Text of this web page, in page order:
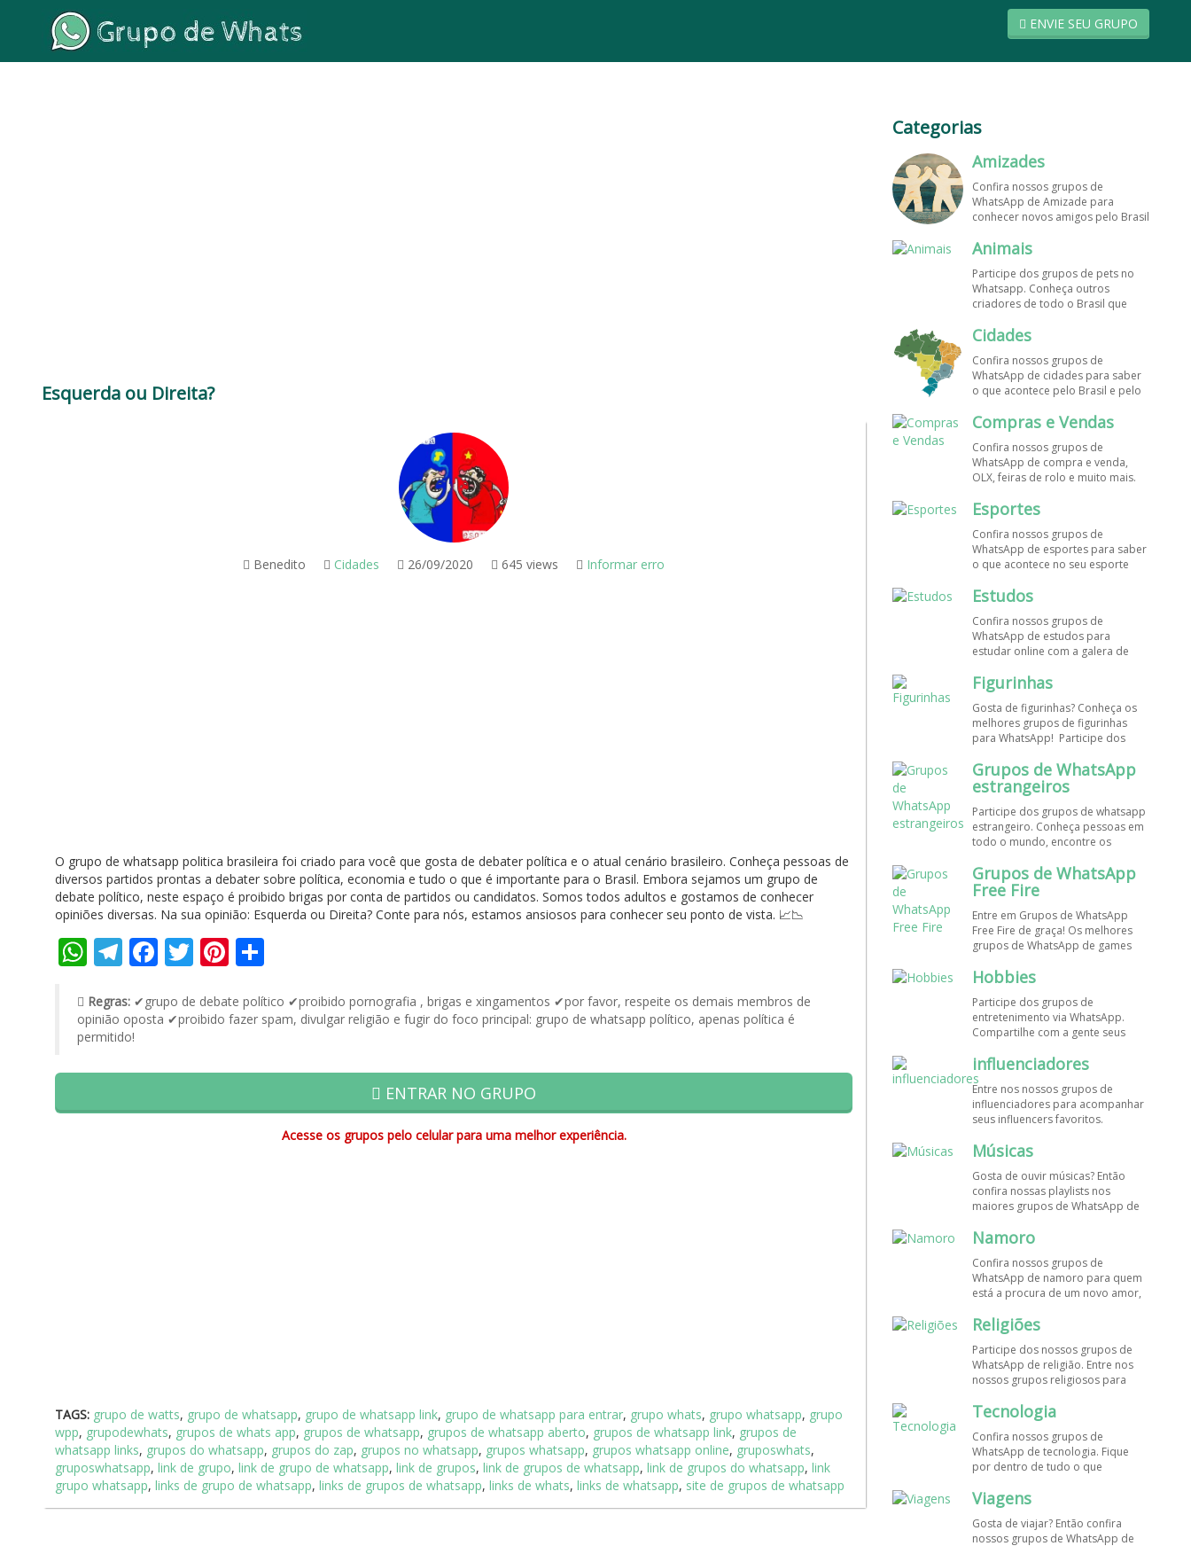
ENVIE SEU GRUPO
Esquerda ou Direita?
Benedito Cidades 26/09/2020 645 views Informar erro
O grupo de whatsapp politica brasileira foi criado para você que gosta de debater política e o atual cenário brasileiro. Conheça pessoas de
diversos partidos prontas a debater sobre política, economia e tudo o que é importante para o Brasil. Embora sejamos um grupo de
debate político, neste espaço é proibido brigas por conta de partidos ou candidatos. Somos todos adultos e gostamos de conhecer
opiniões diversas. Na sua opinião: Esquerda ou Direita? Conte para nós, estamos ansiosos para conhecer seu ponto de vista. 📈📉
WhatsApp
Telegram
Facebook
TwitterPinterest
Regras: ✔grupo de debate político ✔proibido pornografia , brigas e xingamentos ✔por favor, respeite os demais membros de
opinião oposta ✔proibido fazer spam, divulgar religião e fugir do foco principal: grupo de whatsapp político, apenas política é
permitido!
ENTRAR NO GRUPO
Acesse os grupos pelo celular para uma melhor experiência.
TAGS: grupo de watts, grupo de whatsapp, grupo de whatsapp link, grupo de whatsapp para entrar, grupo whats, grupo whatsapp, grupo
wpp, grupodewhats, grupos de whats app, grupos de whatsapp, grupos de whatsapp aberto, grupos de whatsapp link, grupos de
whatsapp links, grupos do whatsapp, grupos do zap, grupos no whatsapp, grupos whatsapp, grupos whatsapp online, gruposwhats,
gruposwhatsapp, link de grupo, link de grupo de whatsapp, link de grupos, link de grupos de whatsapp, link de grupos do whatsapp, link
grupo whatsapp, links de grupo de whatsapp, links de grupos de whatsapp, links de whats, links de whatsapp, site de grupos de whatsapp
Categorias
Amizades
Confira nossos grupos de
WhatsApp de Amizade para
conhecer novos amigos pelo Brasil
melhores grupos de WhatsApp é
Animais
Participe dos grupos de pets no
Whatsapp. Conheça outros
criadores de todo o Brasil que
trocar dicas sobre como cuidar
grupos de WhatsApp de graça!
Cidades
Confira nossos grupos de
WhatsApp de cidades para saber
o que acontece pelo Brasil e pelo
grupos de WhatsApp é de graça!
Compras e Vendas
Confira nossos grupos de
WhatsApp de compra e venda,
OLX, feiras de rolo e muito mais.
de WhatsApp é de grátis! Entre
agora!
Esportes
Confira nossos grupos de
WhatsApp de esportes para saber
o que acontece no seu esporte
melhores grupos de WhatsApp é
Estudos
Confira nossos grupos de
WhatsApp de estudos para
estudar online com a galera de
melhores grupos de WhatsApp é
de graça!
Figurinhas
Gosta de figurinhas? Conheça os
melhores grupos de figurinhas
para WhatsApp! Participe dos
figurinhas e stickers grátis.
Encontre aqui os melhores grupos
de WhatsApp e bombe seu perfil!
Grupos de WhatsApp
estrangeiros
Participe dos grupos de whatsapp
estrangeiro. Conheça pessoas em
todo o mundo, encontre os
Encontre esses e mais grupos de
WhatsApp de graça!
Grupos de WhatsApp
Free Fire
Entre em Grupos de WhatsApp
Free Fire de graça! Os melhores
grupos de WhatsApp de games
grupos de whats e faça novos
Hobbies
Participe dos grupos de
entretenimento via WhatsApp.
Compartilhe com a gente seus
os melhores grupos de WhatsApp,
é grátis e divertido!
influenciadores
Entre nos nossos grupos de
influenciadores para acompanhar
seus influencers favoritos.
em todo o Brasil e o mundo!
seus seguidores!
Músicas
Gosta de ouvir músicas? Então
confira nossas playlists nos
maiores grupos de WhatsApp de
melhores grupos de WhatsApp é
Namoro
Confira nossos grupos de
WhatsApp de namoro para quem
está a procura de um novo amor,
mais grupos de WhatsApp é de
graça!
Religiões
Participe dos nossos grupos de
WhatsApp de religião. Entre nos
nossos grupos religiosos para
só fé! Entre agora!
Tecnologia
Confira nossos grupos de
WhatsApp de tecnologia. Fique
por dentro de tudo o que
Aqui tem os grupos de WhatsApp
é de graça!
Viagens
Gosta de viajar? Então confira
nossos grupos de WhatsApp de